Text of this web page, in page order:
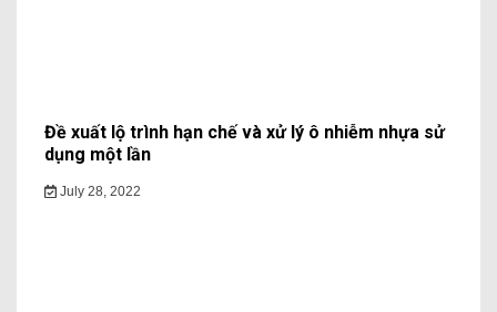
Đề xuất lộ trình hạn chế và xử lý ô nhiễm nhựa sử
dụng một lần
July 28, 2022